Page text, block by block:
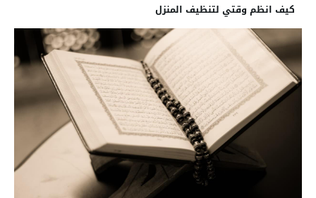
كيف انظم وقتي لتنظيف المنزل